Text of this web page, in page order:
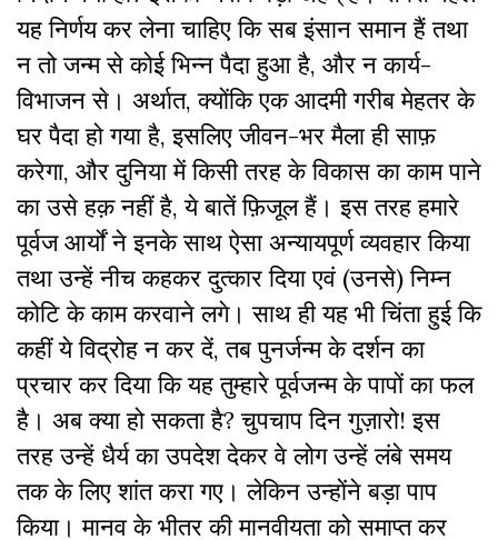
यह निर्णय कर लेना चाहिए कि सब इंसान समान हैं तथा
न तो जन्म से कोई भिन्न पैदा हुआ है, और न कार्य-
विभाजन से। अर्थात, क्योंकि एक आदमी गरीब मेहतर के
घर पैदा हो गया है, इसलिए जीवन-भर मैला ही साफ़
करेगा, और दुनिया में किसी तरह के विकास का काम पाने
का उसे हक़ नहीं है, ये बातें फ़िजूल हैं। इस तरह हमारे
पूर्वज आर्यों ने इनके साथ ऐसा अन्यायपूर्ण व्यवहार किया
तथा उन्हें नीच कहकर दुत्कार दिया एवं (उनसे) निम्न
कोटि के काम करवाने लगे। साथ ही यह भी चिंता हुई कि
कहीं ये विद्रोह न कर दें, तब पुनर्जन्म के दर्शन का
प्रचार कर दिया कि यह तुम्हारे पूर्वजन्म के पापों का फल
है। अब क्या हो सकता है? चुपचाप दिन गुज़ारो! इस
तरह उन्हें धैर्य का उपदेश देकर वे लोग उन्हें लंबे समय
तक के लिए शांत करा गए। लेकिन उन्होंने बड़ा पाप
किया। मानव के भीतर की मानवीयता को समाप्त कर